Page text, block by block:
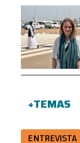
+TEMAS
ENTREVISTA